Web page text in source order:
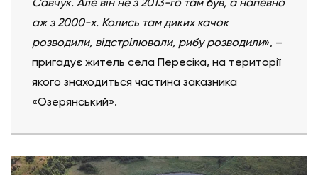
аж з 2000-х. Колись там диких качок
розводили, відстрілювали, рибу розводили», –
пригадує житель села Пересіка, на території
якого знаходиться частина заказника
«Озерянський».